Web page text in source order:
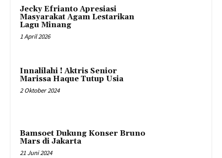
Jecky Efrianto Apresiasi
Masyarakat Agam Lestarikan
Lagu Minang
1 April 2026
Innalilahi ! Aktris Senior
Marissa Haque Tutup Usia
2 Oktober 2024
Bamsoet Dukung Konser Bruno
Mars di Jakarta
21 Juni 2024